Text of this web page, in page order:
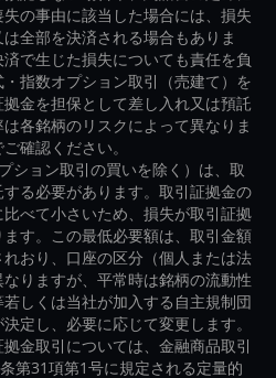
の事由に該当した場合には、損失
全部を決済される場合もありま
で生じた損失についても責任を負
指数オプション取引（売建て）を
金を担保として差し入れ又は預託
各銘柄のリスクによって異なりま
確認ください。
ション取引の買いを除く）は、取
る必要があります。取引証拠金の
べて小さいため、損失が取引証拠
す。この最低必要額は、取引金額
おり、口座の区分（個人または法
りますが、平常時は銘柄の流動性
しくは当社が加入する自主規制団
定し、必要に応じて変更します。
金取引については、金融商品取引
第31項第1号に規定される定量的